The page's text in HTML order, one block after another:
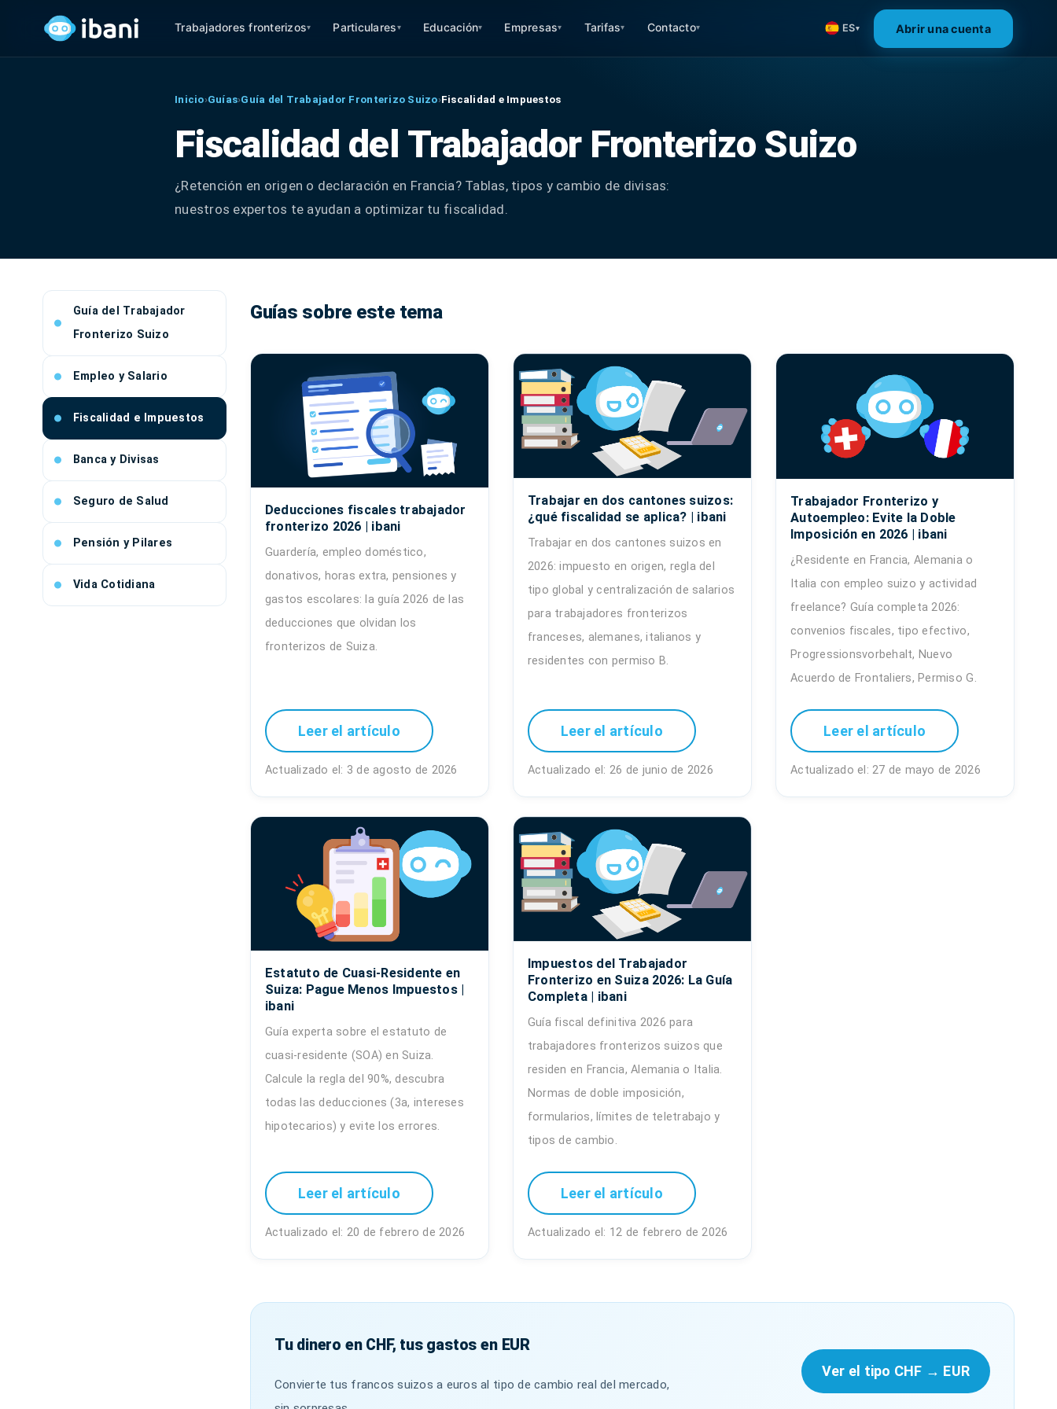
Trabajadores fronterizos▾ Particulares▾ Educación▾ Empresas▾ Tarifas▾ Contacto▾ ES▾ Abrir una cuenta
Inicio›Guías›Guía del Trabajador Fronterizo Suizo›Fiscalidad e Impuestos
Fiscalidad del Trabajador Fronterizo Suizo
¿Retención en origen o declaración en Francia? Tablas, tipos y cambio de divisas:
nuestros expertos te ayudan a optimizar tu fiscalidad.
Guía del Trabajador
Fronterizo Suizo
Empleo y Salario
Fiscalidad e Impuestos
Banca y Divisas
Seguro de Salud
Pensión y Pilares
Vida Cotidiana
Guías sobre este tema
Deducciones fiscales trabajador
fronterizo 2026 | ibani
Guardería, empleo doméstico,
donativos, horas extra, pensiones y
gastos escolares: la guía 2026 de las
deducciones que olvidan los
fronterizos de Suiza.
Leer el artículo
Actualizado el: 3 de agosto de 2026
Trabajar en dos cantones suizos:
¿qué fiscalidad se aplica? | ibani
Trabajar en dos cantones suizos en
2026: impuesto en origen, regla del
tipo global y centralización de salarios
para trabajadores fronterizos
franceses, alemanes, italianos y
residentes con permiso B.
Leer el artículo
Actualizado el: 26 de junio de 2026
Trabajador Fronterizo y
Autoempleo: Evite la Doble
Imposición en 2026 | ibani
¿Residente en Francia, Alemania o
Italia con empleo suizo y actividad
freelance? Guía completa 2026:
convenios fiscales, tipo efectivo,
Progressionsvorbehalt, Nuevo
Acuerdo de Frontaliers, Permiso G.
Leer el artículo
Actualizado el: 27 de mayo de 2026
Estatuto de Cuasi-Residente en
Suiza: Pague Menos Impuestos |
ibani
Guía experta sobre el estatuto de
cuasi-residente (SOA) en Suiza.
Calcule la regla del 90%, descubra
todas las deducciones (3a, intereses
hipotecarios) y evite los errores.
Leer el artículo
Actualizado el: 20 de febrero de 2026
Impuestos del Trabajador
Fronterizo en Suiza 2026: La Guía
Completa | ibani
Guía fiscal definitiva 2026 para
trabajadores fronterizos suizos que
residen en Francia, Alemania o Italia.
Normas de doble imposición,
formularios, límites de teletrabajo y
tipos de cambio.
Leer el artículo
Actualizado el: 12 de febrero de 2026
Tu dinero en CHF, tus gastos en EUR
Convierte tus francos suizos a euros al tipo de cambio real del mercado,
Ver el tipo CHF → EUR